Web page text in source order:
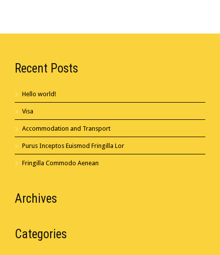
Recent Posts
Hello world!
Visa
Accommodation and Transport
Purus Inceptos Euismod Fringilla Lor
Fringilla Commodo Aenean
Archives
Categories